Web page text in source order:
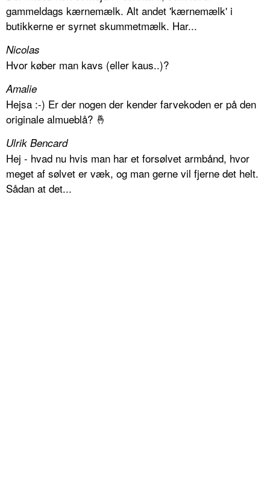
gammeldags kærnemælk. Alt andet 'kærnemælk' i
butikkerne er syrnet skummetmælk. Har...
Nicolas
Hvor køber man kavs (eller kaus..)?
Amalie
Hejsa :-) Er der nogen der kender farvekoden er på den
originale almueblå? 🤞
Ulrik Bencard
Hej - hvad nu hvis man har et forsølvet armbånd, hvor
meget af sølvet er væk, og man gerne vil fjerne det helt.
Sådan at det...